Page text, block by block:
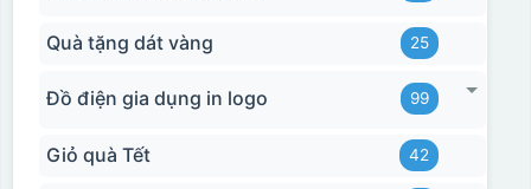
Quà tặng dát vàng 25
Đồ điện gia dụng in logo 99
Giỏ quà Tết 42